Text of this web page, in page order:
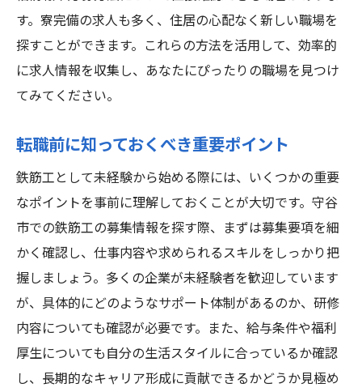
す。寮完備の求人も多く、住居の心配なく新しい職場を
探すことができます。これらの方法を活用して、効率的
に求人情報を収集し、あなたにぴったりの職場を見つけ
てみてください。
転職前に知っておくべき重要ポイント
鉄筋工として未経験から始める際には、いくつかの重要
なポイントを事前に理解しておくことが大切です。守谷
市での鉄筋工の募集情報を探す際、まずは募集要項を細
かく確認し、仕事内容や求められるスキルをしっかり把
握しましょう。多くの企業が未経験者を歓迎しています
が、具体的にどのようなサポート体制があるのか、研修
内容についても確認が必要です。また、給与条件や福利
厚生についても自分の生活スタイルに合っているか確認
し、長期的なキャリア形成に貢献できるかどうか見極め